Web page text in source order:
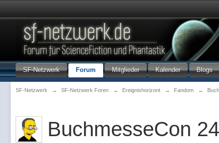
SF-Netzwerk Forum Mitglieder Kalender Blogs
SF-Netzwerk → SF-Netzwerk Foren → Ereignishorizont → Fandom →
BuchmesseCon 24